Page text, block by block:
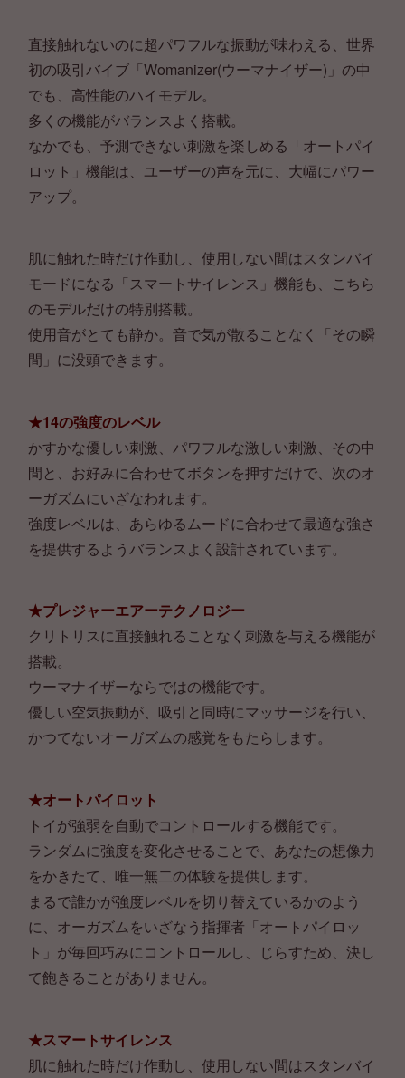
直接触れないのに超パワフルな振動が味わえる、世界
初の吸引バイブ「Womanizer(ウーマナイザー)」の中
でも、高性能のハイモデル。
多くの機能がバランスよく搭載。
なかでも、予測できない刺激を楽しめる「オートパイ
ロット」機能は、ユーザーの声を元に、大幅にパワー
アップ。
肌に触れた時だけ作動し、使用しない間はスタンバイ
モードになる「スマートサイレンス」機能も、こちら
のモデルだけの特別搭載。
使用音がとても静か。音で気が散ることなく「その瞬
間」に没頭できます。
★14の強度のレベル
かすかな優しい刺激、パワフルな激しい刺激、その中
間と、お好みに合わせてボタンを押すだけで、次のオ
ーガズムにいざなわれます。
強度レベルは、あらゆるムードに合わせて最適な強さ
を提供するようバランスよく設計されています。
★プレジャーエアーテクノロジー
クリトリスに直接触れることなく刺激を与える機能が
搭載。
ウーマナイザーならではの機能です。
優しい空気振動が、吸引と同時にマッサージを行い、
かつてないオーガズムの感覚をもたらします。
★オートパイロット
トイが強弱を自動でコントロールする機能です。
ランダムに強度を変化させることで、あなたの想像力
をかきたて、唯一無二の体験を提供します。
まるで誰かが強度レベルを切り替えているかのよう
に、オーガズムをいざなう指揮者「オートパイロッ
ト」が毎回巧みにコントロールし、じらすため、決し
て飽きることがありません。
★スマートサイレンス
肌に触れた時だけ作動し、使用しない間はスタンバイ